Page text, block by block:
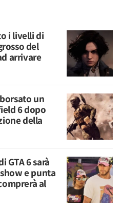
i livelli di
del
arrivare
un
6 dopo
della
GTA 6 sarà
e punta
al